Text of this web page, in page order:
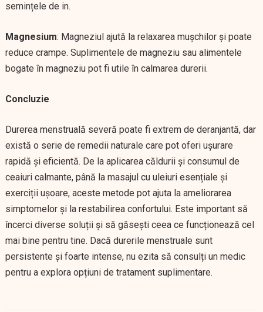
semințele de in.
Magnesium: Magneziul ajută la relaxarea mușchilor și poate
reduce crampe. Suplimentele de magneziu sau alimentele
bogate în magneziu pot fi utile în calmarea durerii.
Concluzie
Durerea menstruală severă poate fi extrem de deranjantă, dar
există o serie de remedii naturale care pot oferi ușurare
rapidă și eficientă. De la aplicarea căldurii și consumul de
ceaiuri calmante, până la masajul cu uleiuri esențiale și
exerciții ușoare, aceste metode pot ajuta la ameliorarea
simptomelor și la restabilirea confortului. Este important să
încerci diverse soluții și să găsești ceea ce funcționează cel
mai bine pentru tine. Dacă durerile menstruale sunt
persistente și foarte intense, nu ezita să consulți un medic
pentru a explora opțiuni de tratament suplimentare.